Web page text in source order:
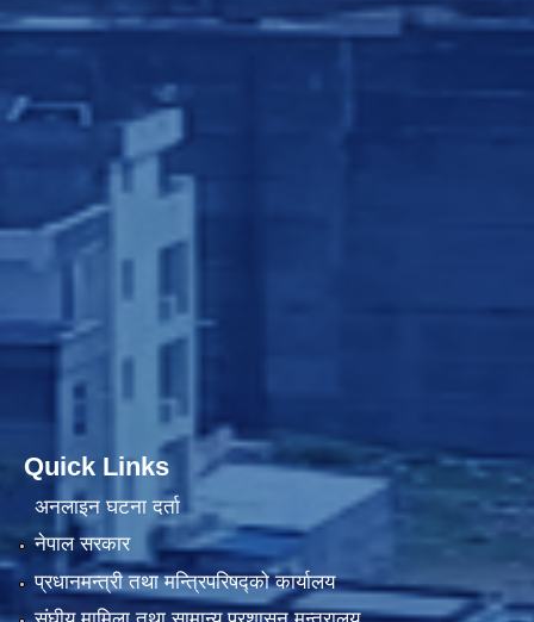
Quick Links
अनलाइन घटना दर्ता
नेपाल सरकार
प्रधानमन्त्री तथा मन्त्रिपरिषद्को कार्यालय